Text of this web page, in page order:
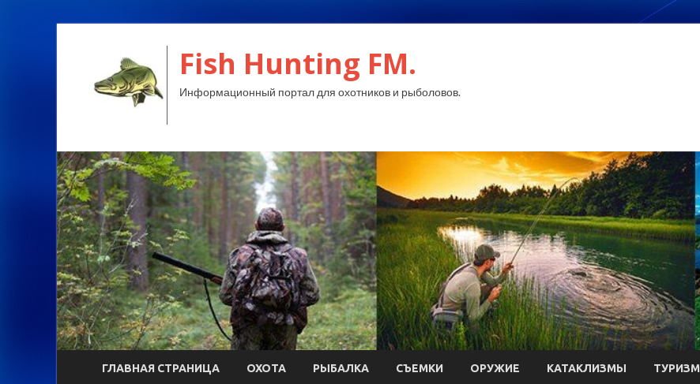
Fish Hunting FM.
Информационный портал для охотников и рыболовов.
ГЛАВНАЯ СТРАНИЦА ОХОТА РЫБАЛКА СЪЕМКИ ОРУЖИЕ КАТАКЛИЗМЫ ТУРИЗМ